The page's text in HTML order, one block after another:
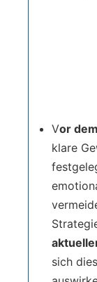
Vor
klare
sich